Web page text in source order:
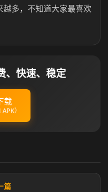
多，不知道大家最喜欢
、快速、稳定
载
）
篇